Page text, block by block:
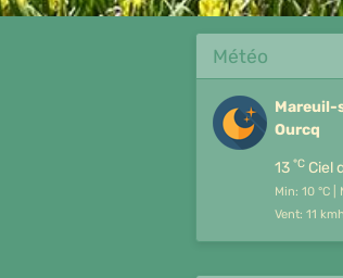
Météo
Mareuil-
Ourcq
13 °CCiel
Min: 10 °C |
Vent: 11